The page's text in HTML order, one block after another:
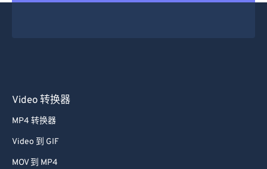
Video 转换器
MP4 转换器
Video 到 GIF
MOV 到 MP4